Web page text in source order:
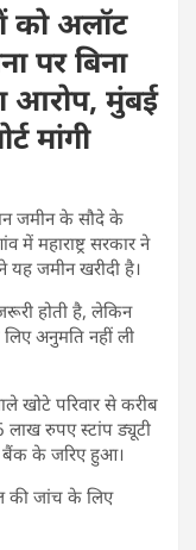
को अलॉट
पर बिना
आरोप, मुंबई
मांगी
जमीन के सौदे के
महाराष्ट्र सरकार ने
यह जमीन खरीदी है।
होती है, लेकिन
अनुमति नहीं ली
खोटे परिवार से करीब
लाख रुपए स्टांप ड्यूटी
बैंक के जरिए हुआ।
की जांच के लिए